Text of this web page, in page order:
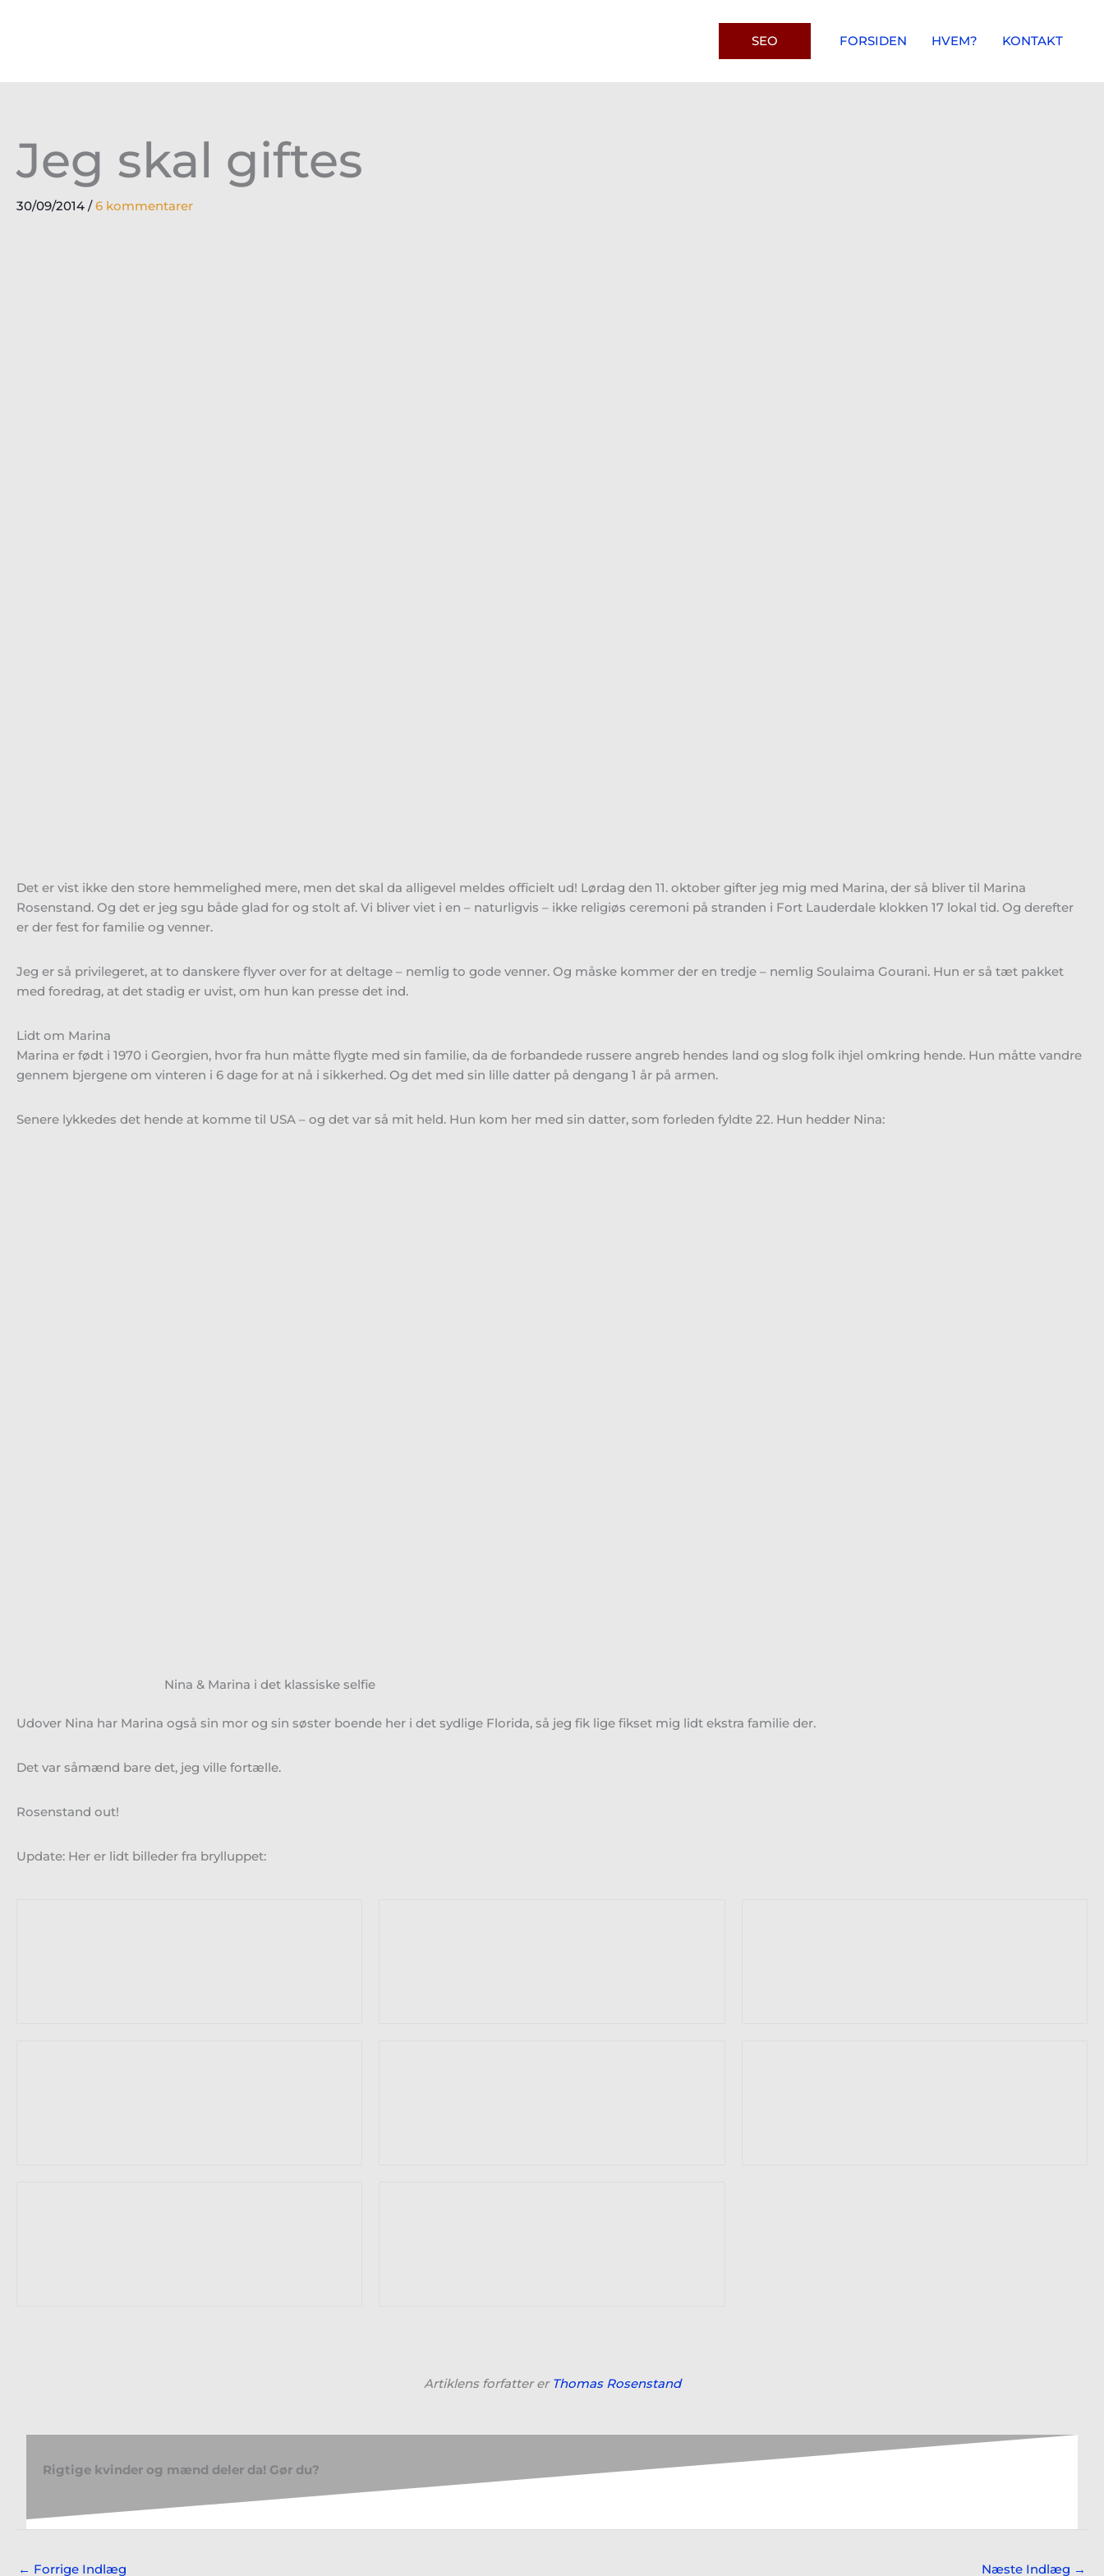
SEO FORSIDEN HVEM? KONTAKT
Jeg skal giftes
30/09/2014 /6 kommentarer
Det er vist ikke den store hemmelighed mere, men det skal da alligevel meldes officielt ud! Lørdag den 11. oktober gifter jeg mig med Marina, der så bliver til Marina
Rosenstand. Og det er jeg sgu både glad for og stolt af. Vi bliver viet i en – naturligvis – ikke religiøs ceremoni på stranden i Fort Lauderdale klokken 17 lokal tid. Og derefter
er der fest for familie og venner.
Jeg er så privilegeret, at to danskere flyver over for at deltage – nemlig to gode venner. Og måske kommer der en tredje – nemlig Soulaima Gourani. Hun er så tæt pakket
med foredrag, at det stadig er uvist, om hun kan presse det ind.
Lidt om Marina
Marina er født i 1970 i Georgien, hvor fra hun måtte flygte med sin familie, da de forbandede russere angreb hendes land og slog folk ihjel omkring hende. Hun måtte vandre
gennem bjergene om vinteren i 6 dage for at nå i sikkerhed. Og det med sin lille datter på dengang 1 år på armen.
Senere lykkedes det hende at komme til USA – og det var så mit held. Hun kom her med sin datter, som forleden fyldte 22. Hun hedder Nina:
Nina & Marina i det klassiske selfie
Udover Nina har Marina også sin mor og sin søster boende her i det sydlige Florida, så jeg fik lige fikset mig lidt ekstra familie der.
Det var såmænd bare det, jeg ville fortælle.
Rosenstand out!
Update: Her er lidt billeder fra brylluppet:
Artiklens forfatter er Thomas Rosenstand
Rigtige kvinder og mænd deler da! Gør du?
← Forrige Indlæg Næste Indlæg →